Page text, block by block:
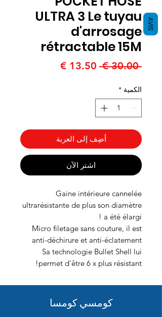
ULTRA 3 Le tuyau
d'arrosage
rétractable 15M
‏30.00 €
سعر
سعر
الكمية *
أضِف إلى العربة
اشترِ الآن
Gaine intérieure cannelée
ultrarésistante de plus son diamètre
a été élargi !
Micro filetage sans couture, il est
anti-déchirure et anti-éclatement
Sa technologie Bullet Shell lui
permet d'être 6 x plus résistant!
كومسي كومسا
AVIS